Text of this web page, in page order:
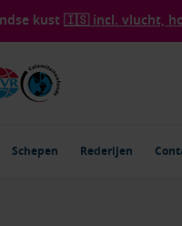
kust 🇮🇸 incl. vlucht,
Schepen Rederijen